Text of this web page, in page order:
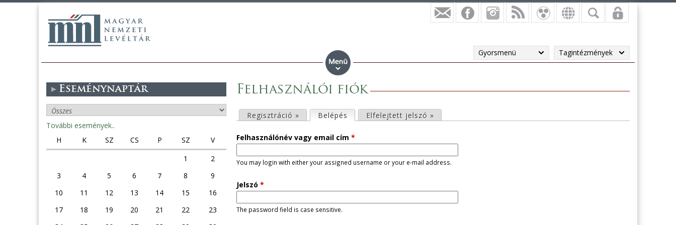
Gyorsmenü Tagintézmények
Felhasználói fiók
l
s
ő
d
Regisztráció » Belépés (aktív fül)Elfelejtett jelszó »
Felhasználónév vagy email cím *
You may login with either your assigned username or your e-mail address.
Jelszó *
The password field is case sensitive.
Eseménynaptár
További események..
H
K SZ CS P SZ
V
1
2
3
4 5 6 7 8
9
10
11 12 13 14 15
16
17
18 19 20 21 22
23